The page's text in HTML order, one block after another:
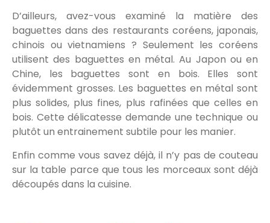
D’ailleurs, avez-vous examiné la matière des
baguettes dans des restaurants coréens, japonais,
chinois ou vietnamiens ? Seulement les coréens
utilisent des baguettes en métal. Au Japon ou en
Chine, les baguettes sont en bois. Elles sont
évidemment grosses. Les baguettes en métal sont
plus solides, plus fines, plus rafinées que celles en
bois. Cette délicatesse demande une technique ou
plutôt un entrainement subtile pour les manier.
Enfin comme vous savez déjà, il n’y pas de couteau
sur la table parce que tous les morceaux sont déjà
découpés dans la cuisine.